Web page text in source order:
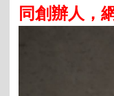
同創辦人，